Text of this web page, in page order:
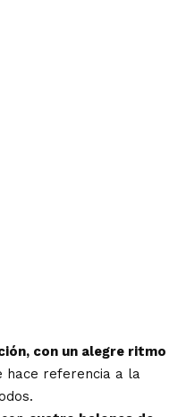
con un alegre ritmo
hace referencia a la